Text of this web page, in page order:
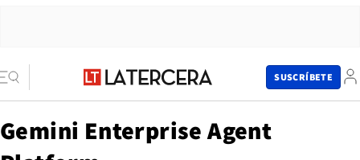
SUSCRÍBETE
Gemini Enterprise Agent